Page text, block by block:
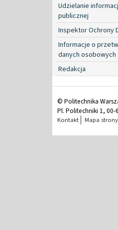
Udzielanie
publicznej
Inspektor Ochrony
Informacje o
danych osobowych
Redakcja
© Politechnika
Pl. Politechniki 1,
Kontakt Mapa strony